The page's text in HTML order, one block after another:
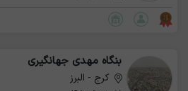
بنگاه مهدی جهانگیری
کرج - البرز